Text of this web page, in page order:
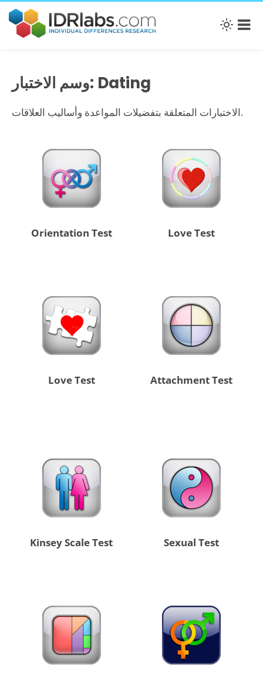
وسم الاختبار: Dating
الاختبارات المتعلقة بتفضيلات المواعدة وأساليب العلاقات.
Orientation Test Love Test
Love Test Attachment Test
Kinsey Scale Test Sexual Test